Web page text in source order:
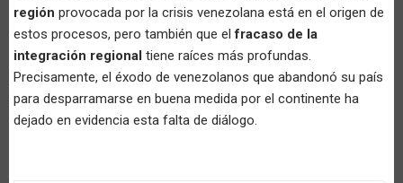
región provocada por la crisis venezolana está en el origen de
estos procesos, pero también que elfracaso de la
integración regional tiene raíces más profundas.
Precisamente, el éxodo de venezolanos que abandonó su país
para desparramarse en buena medida por el continente ha
dejado en evidencia esta falta de diálogo.